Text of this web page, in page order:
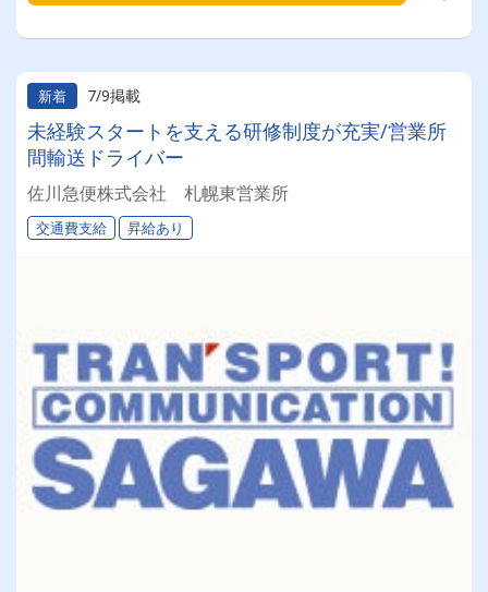
新着 7/9掲載
未経験スタートを支える研修制度が充実/営業所
間輸送ドライバー
佐川急便株式会社 札幌東営業所
交通費支給 昇給あり